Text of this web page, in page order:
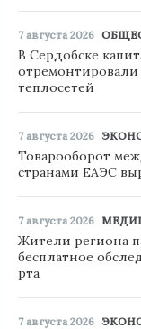
7 августа 2026
В Сердобске
отремонтировали
теплосетей
7 августа 2026
Товарооборот
странами ЕАЭС
7 августа 2026
Жители региона
бесплатное
рта
7 августа 2026